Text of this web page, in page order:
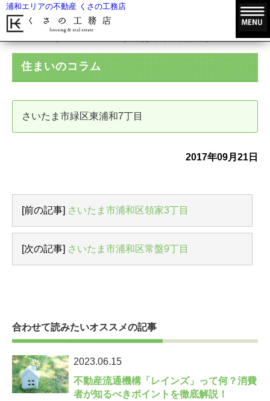
浦和エリアの不動産 くさの工務店
住まいのコラム
さいたま市緑区東浦和7丁目
2017年09月21日
[前の記事] さいたま市浦和区領家3丁目
[次の記事] さいたま市浦和区常盤9丁目
合わせて読みたいオススメの記事
2023.06.15
不動産流通機構「レインズ」って何？消費
者が知るべきポイントを徹底解説！